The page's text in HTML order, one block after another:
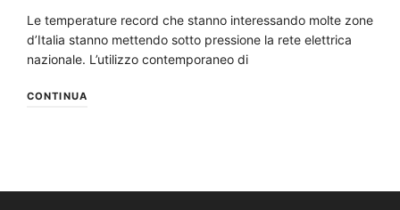
Le temperature record che stanno interessando molte zone
d’Italia stanno mettendo sotto pressione la rete elettrica
nazionale. L’utilizzo contemporaneo di
CONTINUA